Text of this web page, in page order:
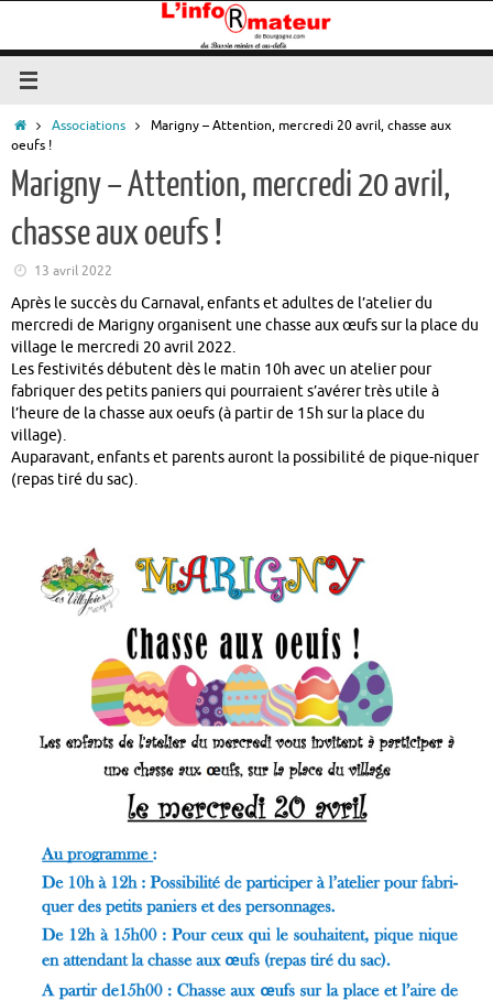
contenu
Accueil
Associations
Marigny – Attention, mercredi 20 avril, chasse aux
oeufs !
Marigny – Attention, mercredi 20 avril,
chasse aux oeufs !
13 avril 2022
Après le succès du Carnaval, enfants et adultes de l’atelier du
mercredi de Marigny organisent une chasse aux œufs sur la place du
village le mercredi 20 avril 2022.
Les festivités débutent dès le matin 10h avec un atelier pour
fabriquer des petits paniers qui pourraient s’avérer très utile à
l’heure de la chasse aux oeufs (à partir de 15h sur la place du
village).
Auparavant, enfants et parents auront la possibilité de pique-niquer
(repas tiré du sac).